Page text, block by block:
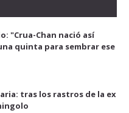
"Crua-Chan nació así
quinta para sembrar ese
tras los rastros de la ex